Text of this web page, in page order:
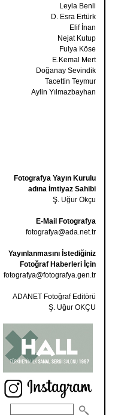
Leyla Benli
D. Esra Ertürk
Elif İnan
Nejat Kutup
Fulya Köse
E.Kemal Mert
Doğanay Sevindik
Tacettin Teymur
Aylin Yılmazbayhan
Fotografya Yayın Kurulu
adına İmtiyaz Sahibi
Ş. Uğur Okçu
E-Mail Fotografya
fotografya@ada.net.tr
Yayınlanmasını İstediğiniz
Fotoğraf Haberleri İçin
fotografya@fotografya.gen.tr
ADANET Fotoğraf Editörü
Ş. Uğur OKÇU